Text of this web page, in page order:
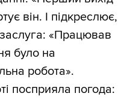
він. І підкреслює,
«Працював
було на
робота».
посприяла погода: